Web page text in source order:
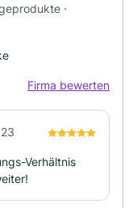
·
Firma bewerten
Verhältnis